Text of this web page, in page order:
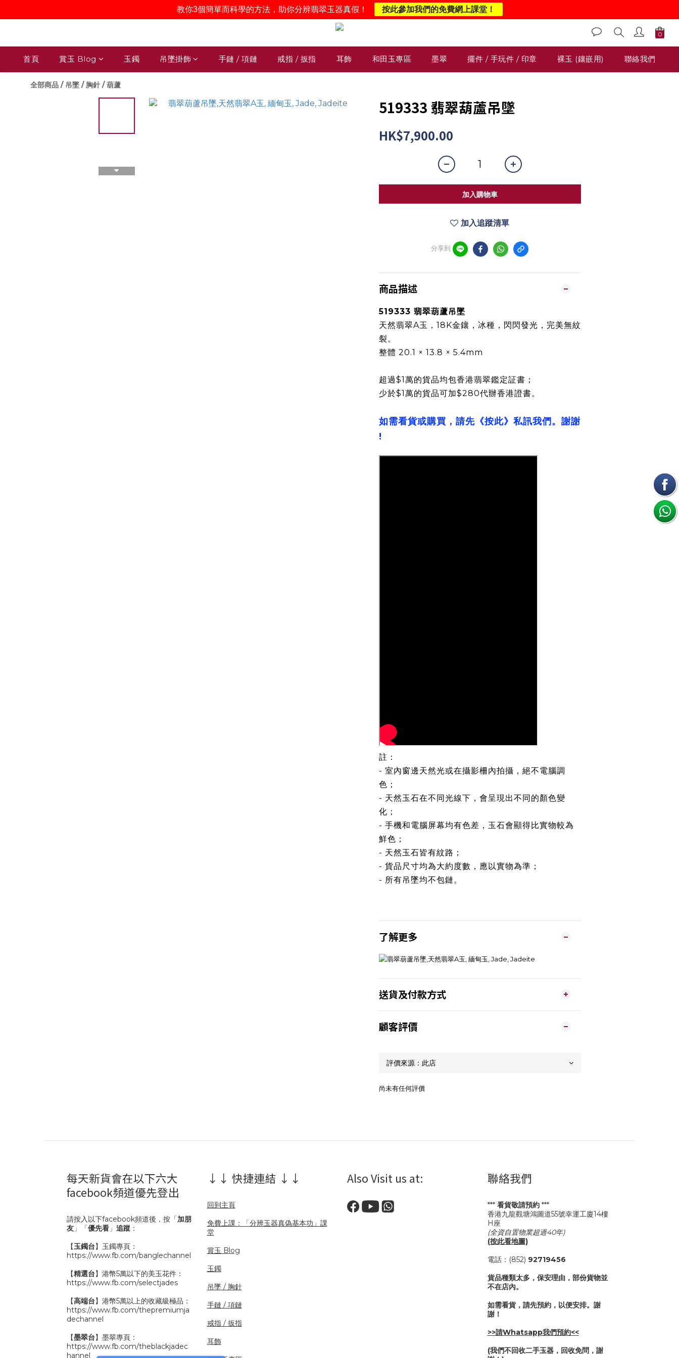
首頁 賞玉 Blog 玉鐲 吊墜掛飾 手鏈 / 項鏈 戒指 / 扳指 耳飾 和田玉專區 墨翠 擺件 / 手玩件 / 印章 裸玉 (鑲嵌用) 聯絡我們
全部商品 / 吊墜 / 胸針 /葫蘆
519333 翡翠葫蘆吊墜
HK$7,900.00
加入購物車
加入追蹤清單
分享到
商品描述
519333 翡翠葫蘆吊墜
天然翡翠A玉，18K金鑲，冰種，閃閃發光，完美無紋
裂。
整體 20.1 × 13.8 × 5.4mm
超過$1萬的貨品均包香港翡翠鑑定証書；
少於$1萬的貨品可加$280代辦香港證書。
如需看貨或購買，請先《按此》私訊我們。謝謝
!
註：
- 室內窗邊天然光或在攝影柵內拍攝，絕不電腦調
色；
- 天然玉石在不同光線下，會呈現出不同的顏色變
化；
- 手機和電腦屏幕均有色差，玉石會顯得比實物較為
鮮色；
- 天然玉石皆有紋路；
- 貨品尺寸均為大約度數，應以實物為準；
- 所有吊墜均不包鏈。
了解更多
送貨及付款方式
顧客評價
尚未有任何評價
每天新貨會在以下六大
facebook頻道優先登出
請按入以下facebook頻道後，按「加朋
友 」「優先看 」 追蹤 ：
【玉鐲台】玉鐲專頁：
https://www.fb.com/banglechannel
【精選台】港幣5萬以下的美玉花件：
https://www.fb.com/selectjades
【高端台】港幣5萬以上的收藏級極品：
https://www.fb.com/thepremiumja
dechannel
【墨翠台】墨翠專頁：
https://www.fb.com/theblackjadec
hannel
↓↓ 快捷連結 ↓↓
回到主頁
免費上課：「分辨玉器真偽基本功」課
堂
賞玉 Blog
玉鐲
吊墜 / 胸針
手鏈 / 項鏈
戒指 / 扳指
耳飾
Also Visit us at: 聯絡我們
*** 看貨敬請預約***
香港九龍觀塘鴻圖道55號幸運工廈14樓
H座
(全資自置物業超過40年)
(按此看地圖)
電話：(852) 92719456
貨品種類太多，保安理由，部份貨物並
不在店內。
如需看貨，請先預約，以便安排。謝
謝！
>>請Whatsapp我們預約<<
(我們不回收二手玉器，回收免問，謝
教你3個簡單而科學的方法，助你分辨翡翠玉器真假！ 按此參加我們的免費網上課堂！